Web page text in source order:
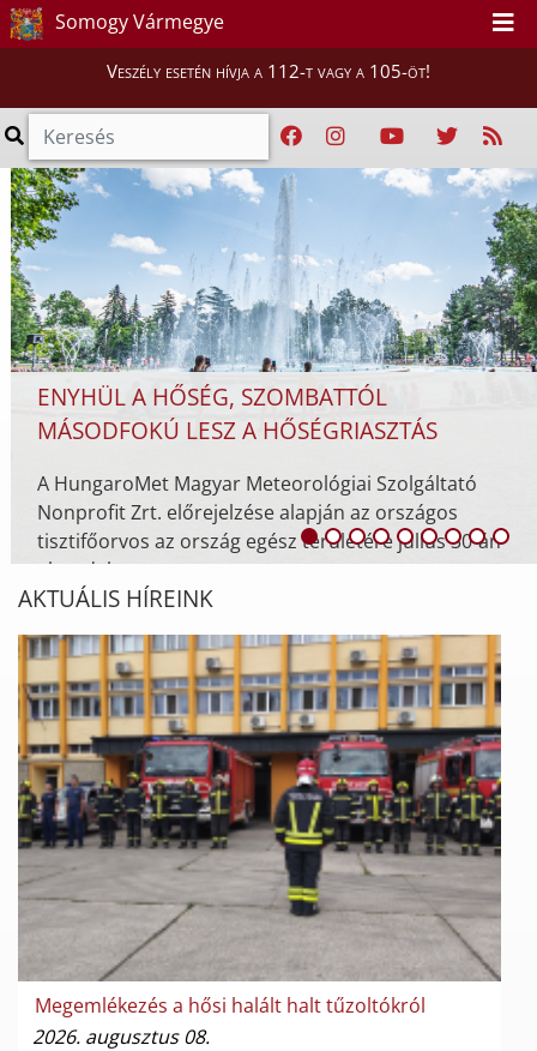
Somogy Vármegye
Veszély esetén hívja a 112-t vagy a 105-öt!
ELEKTRONIKUS LAPSZÁM
A BM Országos Katasztrófavédelmi Főigazgatóság
polgári védelmi és iparbiztonsági magazinja
AKTUÁLIS HÍREINK
Megemlékezés a hősi halált halt tűzoltókról
2026. augusztus 08.